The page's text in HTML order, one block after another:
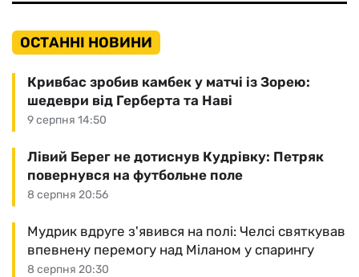
ОСТАННІ НОВИНИ
9 серпня 14:50
Кривбас зробив камбек у матчі із Зорею:
шедеври від Герберта та Наві
8 серпня 20:56
Лівий Берег не дотиснув Кудрівку: Петряк
повернувся на футбольне поле
8 серпня 20:30
Мудрик вдруге з'явився на полі: Челсі святкував
впевнену перемогу над Міланом у спарингу